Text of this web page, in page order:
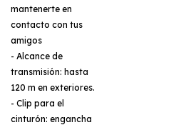
mantenerte en
contacto con tus
amigos
- Alcance de
transmisión: hasta
120 m en exteriores.
- Clip para el
cinturón: engancha